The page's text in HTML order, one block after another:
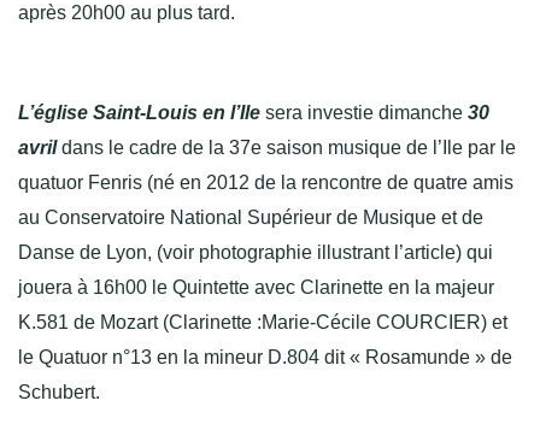
après 20h00 au plus tard.
L’église Saint-Louis en l’Ile sera investie dimanche 30
avrildans le cadre de la 37e saison musique de l’Ile par le
quatuor Fenris (né en 2012 de la rencontre de quatre amis
au Conservatoire National Supérieur de Musique et de
Danse de Lyon, (voir photographie illustrant l’article) qui
jouera à 16h00 le Quintette avec Clarinette en la majeur
K.581 de Mozart (Clarinette :Marie-Cécile COURCIER) et
le Quatuor n°13 en la mineur D.804 dit « Rosamunde » de
Schubert.